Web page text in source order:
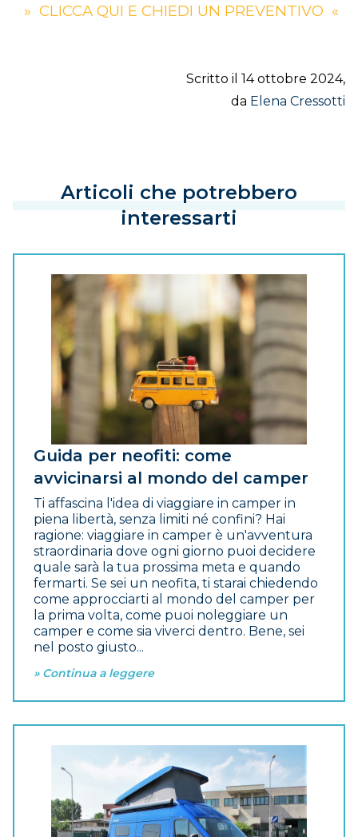
» CLICCA QUI E CHIEDI UN PREVENTIVO «
Scritto il 14 ottobre 2024,
da Elena Cressotti
Articoli che potrebbero
interessarti
Guida per neofiti: come
avvicinarsi al mondo del camper
Ti affascina l'idea di viaggiare in camper in
piena libertà, senza limiti né confini? Hai
ragione: viaggiare in camper è un'avventura
straordinaria dove ogni giorno puoi decidere
quale sarà la tua prossima meta e quando
fermarti. Se sei un neofita, ti starai chiedendo
come approcciarti al mondo del camper per
la prima volta, come puoi noleggiare un
camper e come sia viverci dentro. Bene, sei
nel posto giusto...
» Continua a leggere